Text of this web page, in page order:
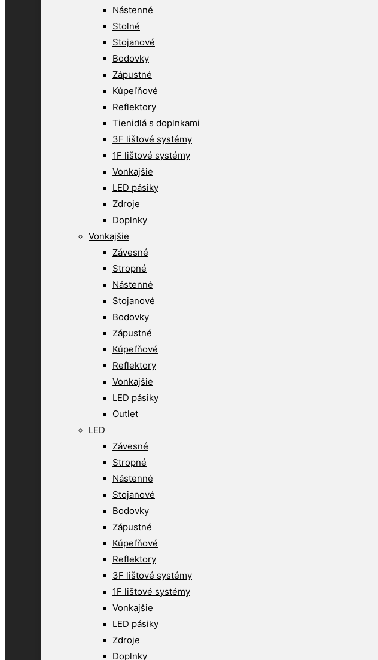
Nástenné
Stolné
Stojanové
Bodovky
Zápustné
Kúpeľňové
Reflektory
Tienidlá s doplnkami
3F lištové systémy
1F lištové systémy
Vonkajšie
LED pásiky
Zdroje
Doplnky
Vonkajšie
Závesné
Stropné
Nástenné
Stojanové
Bodovky
Zápustné
Kúpeľňové
Reflektory
Vonkajšie
LED pásiky
Outlet
LED
Závesné
Stropné
Nástenné
Stojanové
Bodovky
Zápustné
Kúpeľňové
Reflektory
3F lištové systémy
1F lištové systémy
Vonkajšie
LED pásiky
Zdroje
Doplnky